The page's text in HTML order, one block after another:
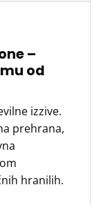
–
od
izzive.
prehrana,
hranilih.